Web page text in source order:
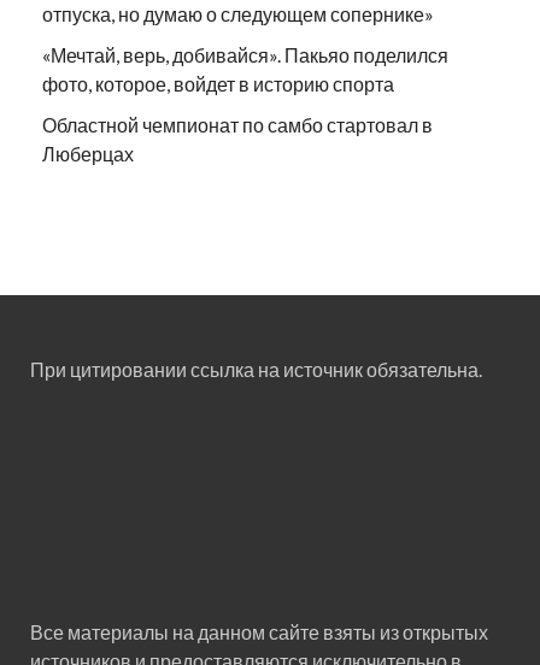
отпуска, но думаю о следующем сопернике»
«Мечтай, верь, добивайся». Пакьяо поделился
фото, которое, войдет в историю спорта
Областной чемпионат по самбо стартовал в
Люберцах
При цитировании ссылка на источник обязательна.
Все материалы на данном сайте взяты из открытых
источников и предоставляются исключительно в